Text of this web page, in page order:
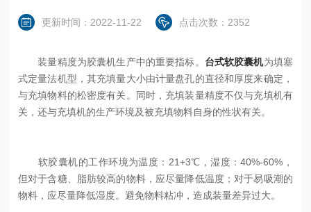
更新时间：2022-11-22 点击次数：2352
装量精度为胶囊机生产中的重要指标。 台式软胶囊机为填塞
式定量法机型，其充填量大小由计量盘孔的直径和厚度来确定，
与充填物料的松密度有关。同时，充填装量精度不仅与充填机有
关，还与充填机的生产环境及被充填物料自身的性状有关。
软胶囊机的工作环境为温度：21+3℃，湿度：40%-60%，
但对于含糖、脂肪较高的物料，应尽量降低温度；对于易吸潮的
物料，应尽量降低湿度。避免物料粘冲，造成装量差异过大。